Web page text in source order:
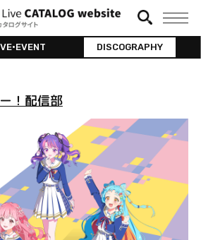
DISCOGRAPHY
！配信部